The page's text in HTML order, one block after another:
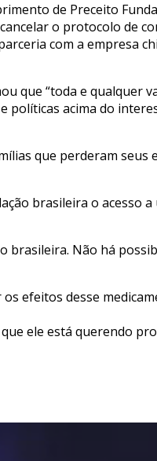
de Preceito
o protocolo de
com a empresa
que “toda e qualquer
políticas acima do
que perderam seus
brasileira o acesso a
brasileira. Não há
efeitos desse
ele está querendo